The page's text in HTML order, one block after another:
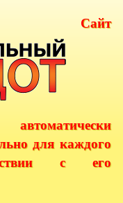
Сайт
для каждого
с его